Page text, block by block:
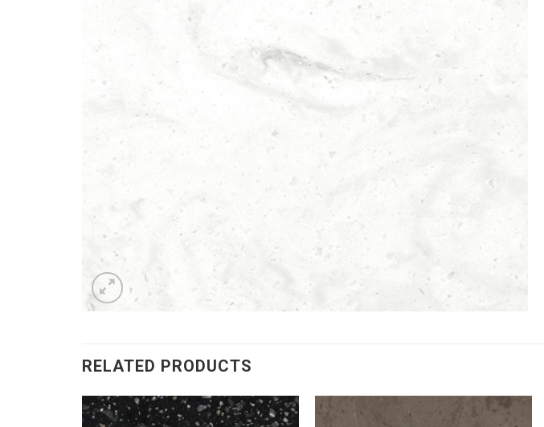
RELATED PRODUCTS